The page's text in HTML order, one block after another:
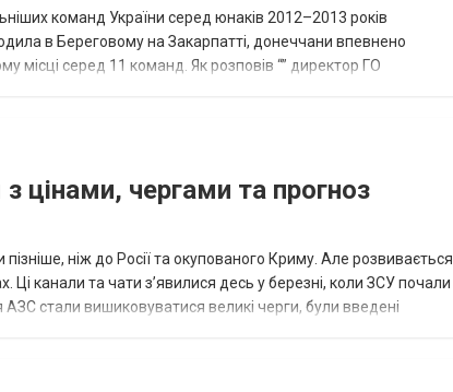
команд України серед юнаків 2012–2013 років
в Береговому на Закарпатті, донеччани впевнено
місці серед 11 команд. Як розповів “” директор ГО
цінами, чергами та прогноз
ніж до Росії та окупованого Криму. Але розвивається
канали та чати з’явилися десь у березні, коли ЗСУ почали
стали вишиковуватися великі черги, були введені